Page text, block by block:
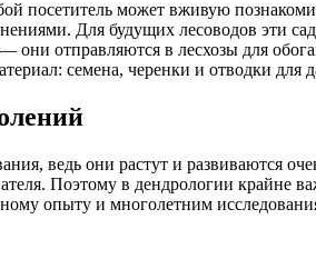
посетитель может вживую
Для будущих лесоводов эти
отправляются в лесхозы для
семена, черенки и отводки
ведь они растут и
Поэтому в дендрологии крайне
опыту и многолетним